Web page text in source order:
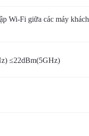
Wi-Fi giữa các máy
≤22dBm(5GHz)